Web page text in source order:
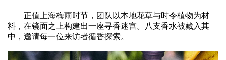
正值上海梅雨时节，团队以本地花草与时令植物为材
料，在镜面之上构建出一座寻香迷宫。八支香水被藏入其
中，邀请每一位来访者循香探索。